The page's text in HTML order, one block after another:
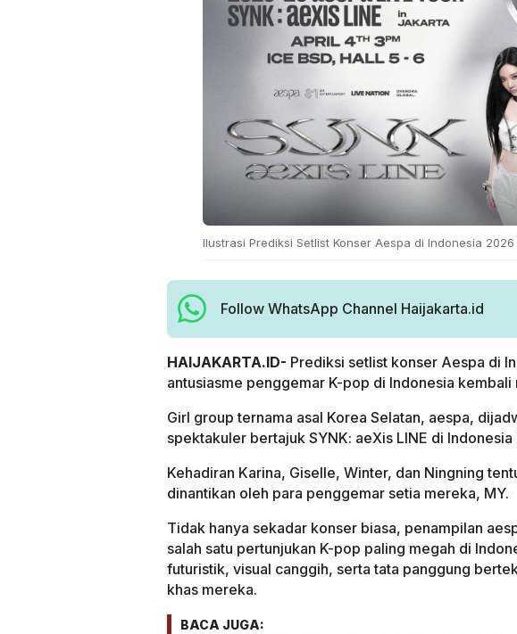
Ilustrasi Prediksi Setlist Konser Aespa di Indonesia
Follow WhatsApp Channel Haijakarta.id
HAIJAKARTA.ID- Prediksi setlist konser Aespa di
antusiasme penggemar K-pop di Indonesia kembali
Girl group ternama asal Korea Selatan, aespa,
spektakuler bertajuk SYNK: aeXis LINE di
Kehadiran Karina, Giselle, Winter, dan Ningning
dinantikan oleh para penggemar setia mereka, MY.
Tidak hanya sekadar konser biasa, penampilan
salah satu pertunjukan K-pop paling megah di
futuristik, visual canggih, serta tata panggung
khas mereka.
BACA JUGA: